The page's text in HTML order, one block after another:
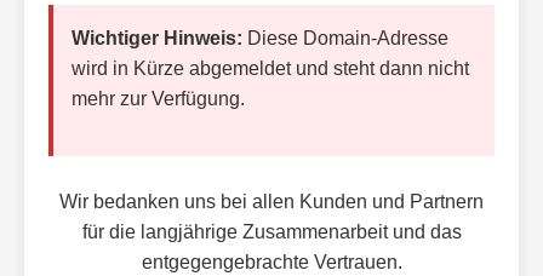
Wichtiger Hinweis: Diese Domain-Adresse
wird in Kürze abgemeldet und steht dann nicht
mehr zur Verfügung.
Wir bedanken uns bei allen Kunden und Partnern
für die langjährige Zusammenarbeit und das
entgegengebrachte Vertrauen.